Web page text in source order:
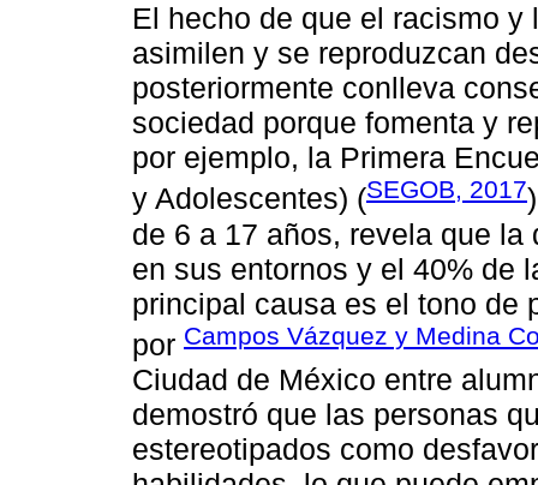
El hecho de que el racismo
asimilen y se reproduzcan
posteriormente conlleva
sociedad porque fomenta y
por ejemplo, la Primera
y Adolescentes) (SEGOB, 2017
de 6 a 17 años, revela que
en sus entornos y el 40% de
principal causa es el tono de
por Campos Vázquez y Medina
Ciudad de México entre
demostró que las personas
estereotipados como